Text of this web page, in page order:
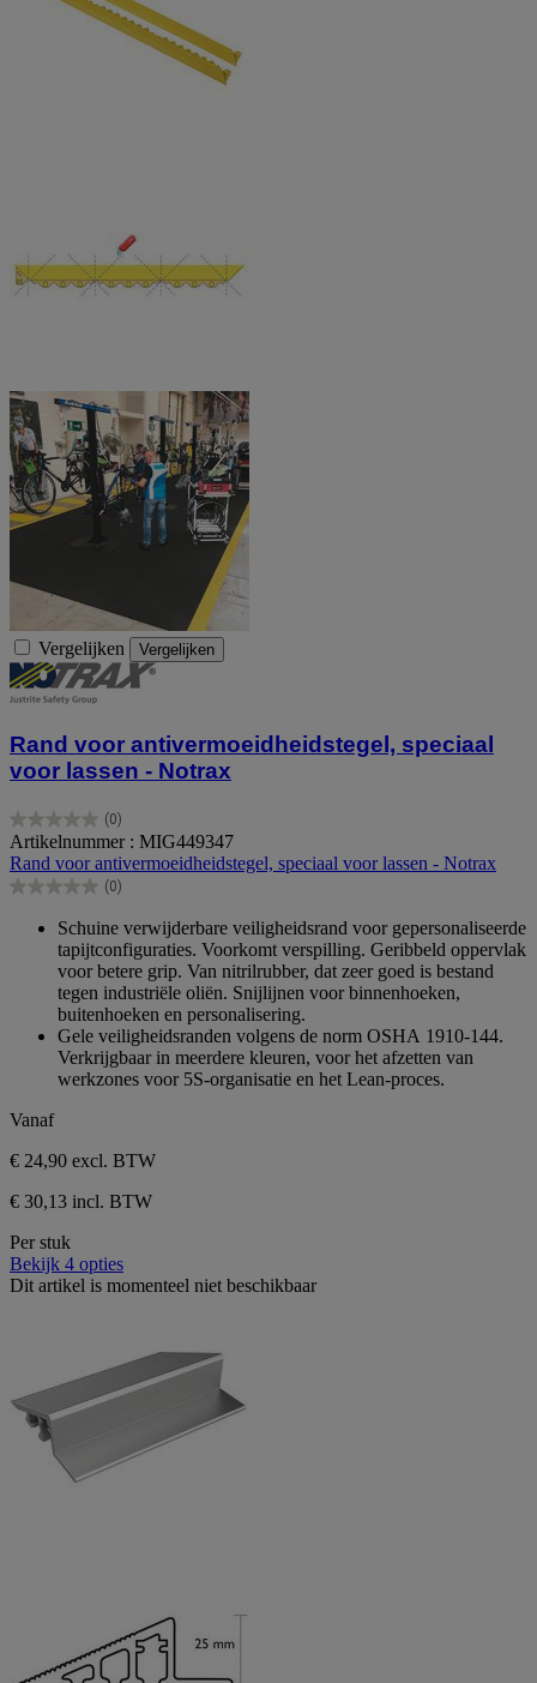
Vergelijken Vergelijken
Rand voor antivermoeidheidstegel, speciaal
voor lassen - Notrax
(0)
0.0
van
de
5
Artikelnummer : MIG449347
Rand voor antivermoeidheidstegel, speciaal voor lassen - Notrax
(0)
0.0
sterren.
Schuine verwijderbare veiligheidsrand voor gepersonaliseerde
tapijtconfiguraties. Voorkomt verspilling. Geribbeld oppervlak
voor betere grip. Van nitrilrubber, dat zeer goed is bestand
tegen industriële oliën. Snijlijnen voor binnenhoeken,
buitenhoeken en personalisering.
Gele veiligheidsranden volgens de norm OSHA 1910-144.
Verkrijgbaar in meerdere kleuren, voor het afzetten van
werkzones voor 5S-organisatie en het Lean-proces.
Vanaf
€ 24,90 excl. BTW
€ 30,13 incl. BTW
Per stuk
Bekijk 4 opties
Dit artikel is momenteel niet beschikbaar